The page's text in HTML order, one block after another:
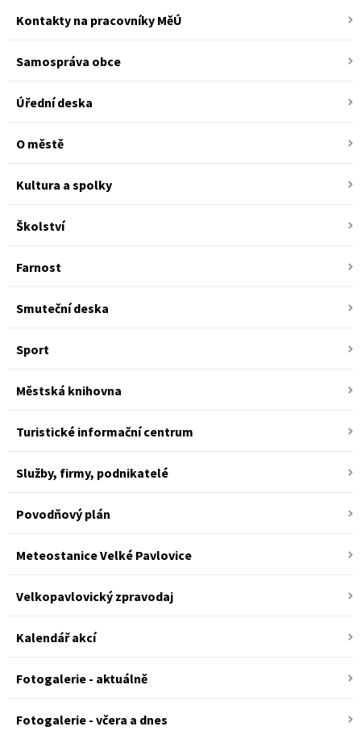
Kontakty na pracovníky MěÚ
Samospráva obce
Úřední deska
O městě
Kultura a spolky
Školství
Farnost
Smuteční deska
Sport
Městská knihovna
Turistické informační centrum
Služby, firmy, podnikatelé
Povodňový plán
Meteostanice Velké Pavlovice
Velkopavlovický zpravodaj
Kalendář akcí
Fotogalerie - aktuálně
Fotogalerie - včera a dnes